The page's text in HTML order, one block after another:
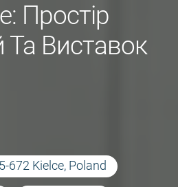
Простір
Та Виставок
672 Kielce, Poland